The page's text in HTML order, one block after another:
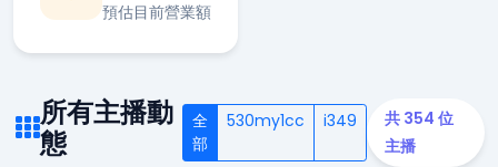
預估目前營業額
所有主播動
態
全
部
530my1cc i349
共 354 位
主播